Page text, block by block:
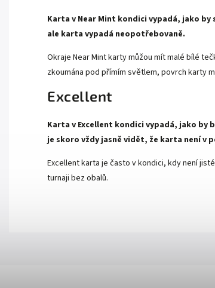
Karta v Near Mint kondici vypadá, jako
ale karta vypadá neopotřebovaně.
Okraje Near Mint karty můžou mít malé bílé
zkoumána pod přímím světlem, povrch karty
Excellent
Karta v Excellent kondici vypadá, jako by
je skoro vždy jasně vidět, že karta není v
Excellent karta je často v kondici, kdy není
turnaji bez obalů.